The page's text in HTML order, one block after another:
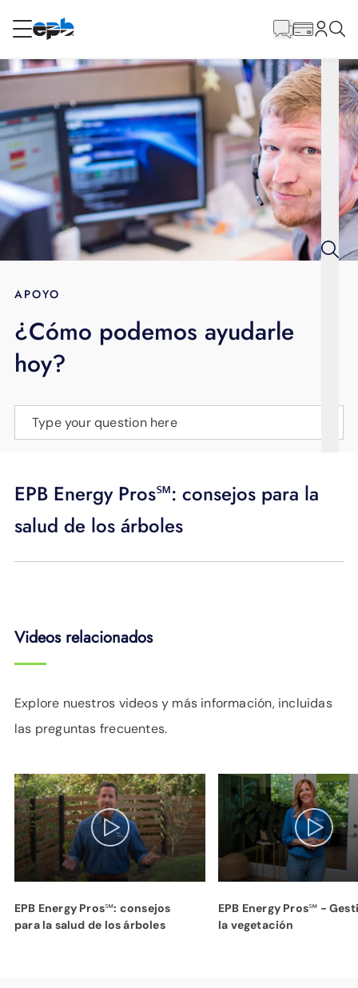
RESIDENCIAL
Internet
Energía
Televisión
BLOG
APOYO
principal
APOYO
¿Cómo podemos ayudarle
hoy?
Type your question here
EPB Energy Pros℠: consejos para la
salud de los árboles
Videos relacionados
Explore nuestros videos y más información, incluidas
las preguntas frecuentes.
EPB Energy Pros℠: consejos
para la salud de los árboles
EPB Energy Pros℠ -
la vegetación